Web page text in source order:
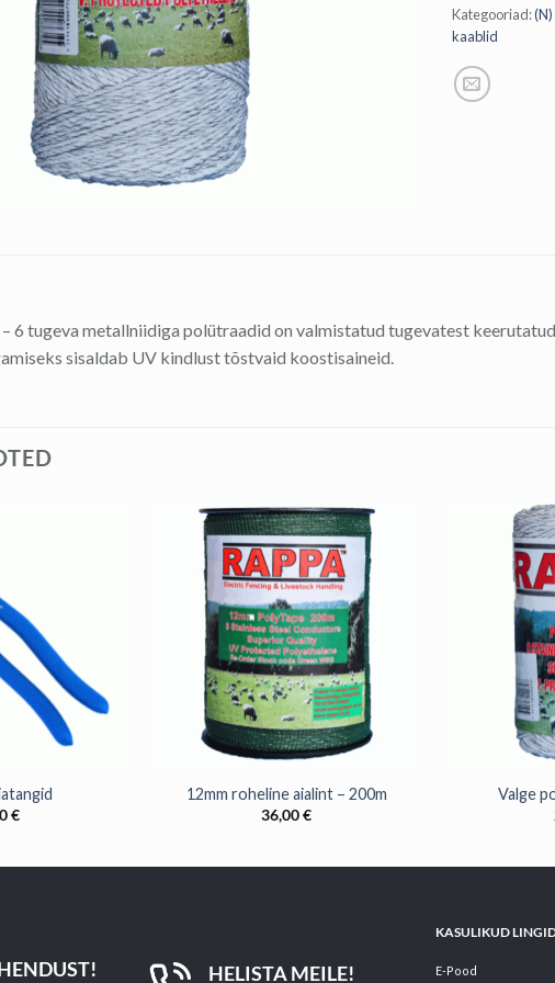
Kategooriad:
kaablid
6 tugeva metallniidiga polütraadid on valmistatud tugevatest
sisaldab UV kindlust tõstvaid koostisaineid.
€
12mm roheline aialint – 200m
36,00€
Valge
HELISTA MEILE!
KASULIKUD
E-Pood